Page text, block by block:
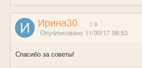
Ирина30 0
Опубликовано 11/30/17 08:53
Спасибо за советы!